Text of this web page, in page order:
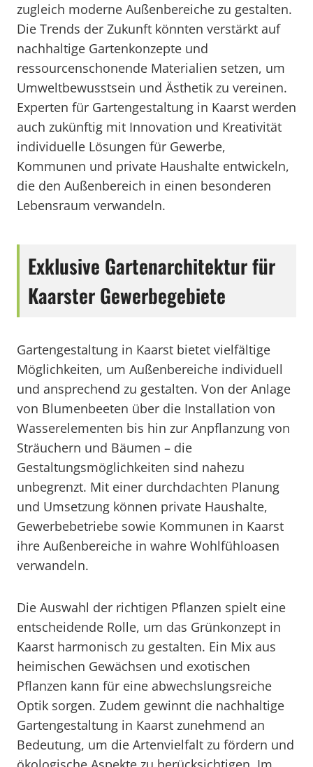
zugleich moderne Außenbereiche zu gestalten.
Die Trends der Zukunft könnten verstärkt auf
nachhaltige Gartenkonzepte und
ressourcenschonende Materialien setzen, um
Umweltbewusstsein und Ästhetik zu vereinen.
Experten für Gartengestaltung in Kaarst werden
auch zukünftig mit Innovation und Kreativität
individuelle Lösungen für Gewerbe,
Kommunen und private Haushalte entwickeln,
die den Außenbereich in einen besonderen
Lebensraum verwandeln.
Exklusive Gartenarchitektur für
Kaarster Gewerbegebiete
Gartengestaltung in Kaarst bietet vielfältige
Möglichkeiten, um Außenbereiche individuell
und ansprechend zu gestalten. Von der Anlage
von Blumenbeeten über die Installation von
Wasserelementen bis hin zur Anpflanzung von
Sträuchern und Bäumen – die
Gestaltungsmöglichkeiten sind nahezu
unbegrenzt. Mit einer durchdachten Planung
und Umsetzung können private Haushalte,
Gewerbebetriebe sowie Kommunen in Kaarst
ihre Außenbereiche in wahre Wohlfühloasen
verwandeln.
Die Auswahl der richtigen Pflanzen spielt eine
entscheidende Rolle, um das Grünkonzept in
Kaarst harmonisch zu gestalten. Ein Mix aus
heimischen Gewächsen und exotischen
Pflanzen kann für eine abwechslungsreiche
Optik sorgen. Zudem gewinnt die nachhaltige
Gartengestaltung in Kaarst zunehmend an
Bedeutung, um die Artenvielfalt zu fördern und